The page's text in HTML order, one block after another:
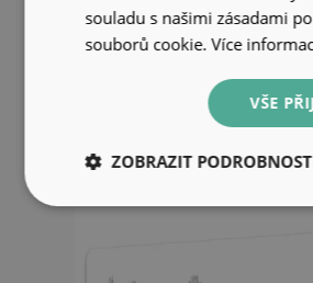
města
souladu s našimi zásadami
souborů cookie.Více
VŠE
ZOBRAZIT